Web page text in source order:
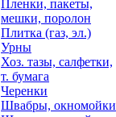
Пленки, пакеты,
мешки, поролон
Плитка (газ, эл.)
Урны
Хоз. тазы, салфетки,
т. бумага
Черенки
Швабры, окномойки